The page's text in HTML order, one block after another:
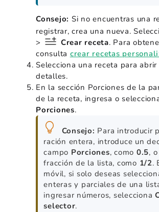
Consejo: Si no encuentras una
registrar, crea una nueva.
>
Crear receta. Para
consulta crear recetas
Selecciona una receta para
detalles.
En la sección Porciones de la
de la receta, ingresa o
Porciones.
Consejo: Para introducir
ración entera, introduce un
campo Porciones, como 0.5,
fracción de la lista, como 1/2.
móvil, si solo deseas
enteras y parciales de una
ingresar números, selecciona
selector.